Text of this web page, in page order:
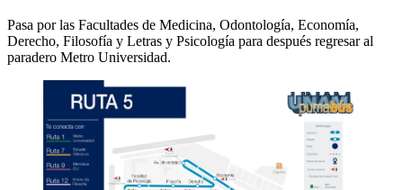
Pasa por las Facultades de Medicina, Odontología, Economía,
Derecho, Filosofía y Letras y Psicología para después regresar al
paradero Metro Universidad.